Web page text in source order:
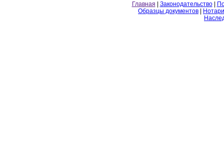
Главная Законодательство|
Образцы документов